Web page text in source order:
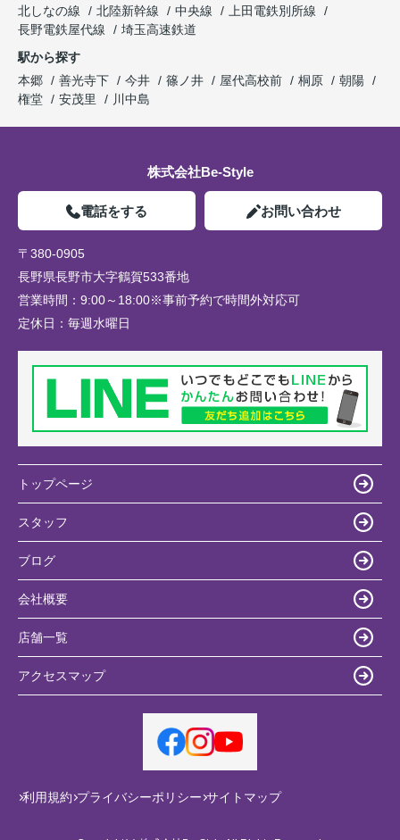
北しなの線
北陸新幹線 中央線
上田電鉄別所線
長野電鉄屋代線
埼玉高速鉄道
駅から探す
本郷
善光寺下 今井 篠ノ井 屋代高校前 桐原
朝陽
権堂
安茂里 川中島
株式会社Be-Style
電話をする お問い合わせ
〒380-0905
長野県長野市大字鶴賀533番地
営業時間： 9:00～18:00※事前予約で時間外対応可
定休日： 毎週水曜日
トップページ
スタッフ
ブログ
会社概要
店舗一覧
アクセスマップ
利用規約 プライバシーポリシー サイトマップ